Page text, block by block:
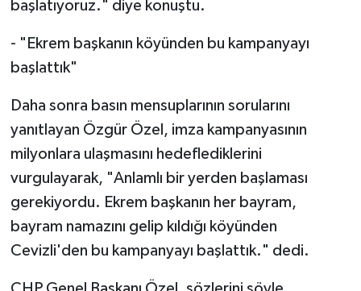
başlatıyoruz." diye konuştu.
- "Ekrem başkanın köyünden bu kampanyayı
başlattık"
Daha sonra basın mensuplarının sorularını
yanıtlayan Özgür Özel, imza kampanyasının
milyonlara ulaşmasını hedeflediklerini
vurgulayarak, "Anlamlı bir yerden başlaması
gerekiyordu. Ekrem başkanın her bayram,
bayram namazını gelip kıldığı köyünden
Cevizli'den bu kampanyayı başlattık." dedi.